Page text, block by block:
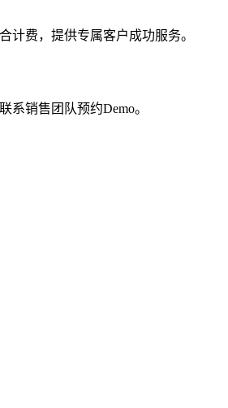
计费，提供专属客户成功服务。
系销售团队预约Demo。